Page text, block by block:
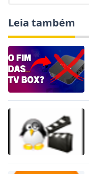
Leia também